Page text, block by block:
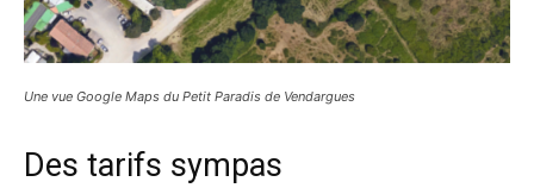
Une vue Google Maps du Petit Paradis de Vendargues
Des tarifs sympas